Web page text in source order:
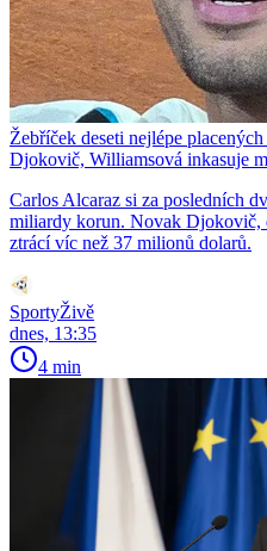
Žebříček deseti nejlépe
Djokovič, Williamsová inkasuje
Carlos Alcaraz si za posledních
miliardy korun. Novak Djokovič,
ztrácí víc než 37 milionů dolarů.
SportyŽivě
dnes, 13:35
4 min